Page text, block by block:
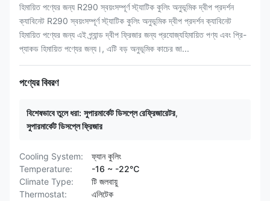
হিমায়িত পণ্যের জন্য R290 স্বয়ংসম্পূর্ণ স্ট্যাটিক কুলিং অনুভূমিক দ্বীপ প্রদর্শন
ক্যাবিনেট R290 স্বয়ংসম্পূর্ণ স্ট্যাটিক কুলিং অনুভূমিক দ্বীপ প্রদর্শন ক্যাবিনেট
হিমায়িত পণ্যের জন্য এই গ্র্যান্ড দ্বীপ ফ্রিজার জন্য প্রযোজ্যহিমায়িত পণ্য এবং প্রি-
প্যাকড হিমায়িত পণ্যের জন্য।, এটি বড় অনুভূমিক কাচের জা...
পণ্যের বিবরণ
বিশেষভাবে তুলে ধরা: সুপারমার্কেট ডিসপ্লে রেফ্রিজারেটর,
সুপারমার্কেট ডিসপ্লে ফ্রিজার
Cooling System:
ফ্যান কুলিং
Temperature:
-16 ~ -22℃
Climate Type:
টি জলবায়ু
Thermostat:
এলিটেক